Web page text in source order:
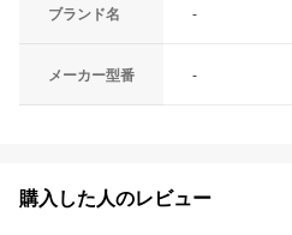
ブランド名 -
メーカー型番 -
購入した人のレビュー